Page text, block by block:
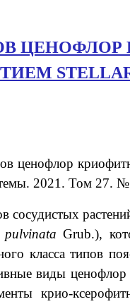
ценофлор
2021. Том 27.
сосудистых
pulvinata Grub.),
класса типов
виды
крио-